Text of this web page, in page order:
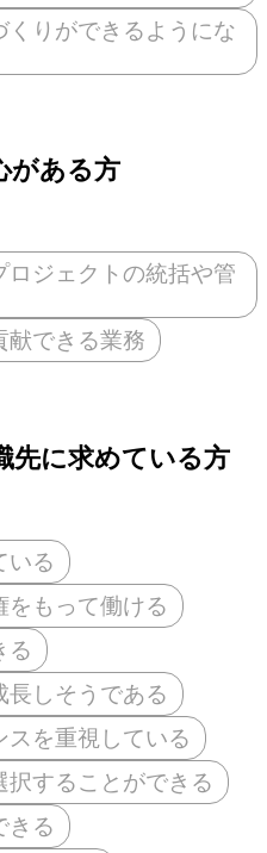
くりができるようにな
がある方
ロジェクトの統括や管
献できる業務
先に求めている方
いる
をもって働ける
る
長しそうである
スを重視している
択することができる
きる